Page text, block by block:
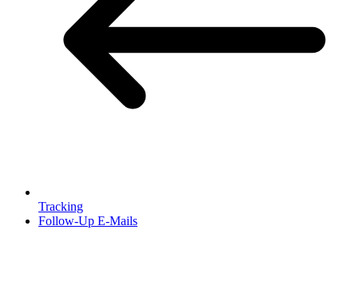
Tracking
Follow-Up E-Mails